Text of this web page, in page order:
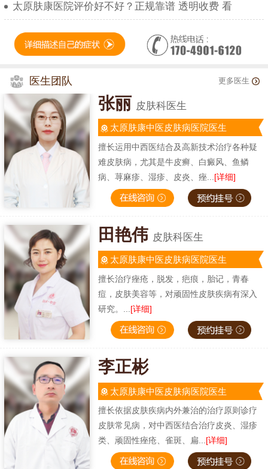
太原肤康医院评价好不好？正规靠谱 透明收费 看
医生团队 更多医生
张丽 皮肤科医生
太原肤康中医皮肤病医院医生
擅长运用中西医结合及高新技术治疗各种疑
难皮肤病，尤其是牛皮癣、白癜风、鱼鳞
病、荨麻疹、湿疹、皮炎、痤... [详细]
田艳伟 皮肤科医生
太原肤康中医皮肤病医院医生
擅长治疗痤疮，脱发，疤痕，胎记，青春
痘，皮肤美容等，对顽固性皮肤疾病有深入
研究。... [详细]
李正彬
太原肤康中医皮肤病医院医生
擅长依据皮肤疾病内外兼治的治疗原则诊疗
皮肤常见病，对中西医结合治疗皮炎、湿疹
类、顽固性痤疮、雀斑、扁...[详细]